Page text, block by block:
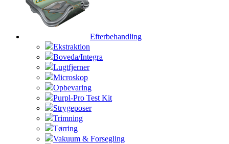
Efterbehandling
Ekstraktion
Boveda/Integra
Lugtfjerner
Microskop
Opbevaring
Purpl-Pro Test Kit
Strygeposer
Trimning
Tørring
Vakuum & Forsegling